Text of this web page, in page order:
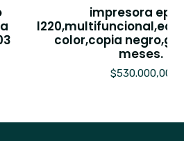
impresora
color,copia
meses.
$530.000,00